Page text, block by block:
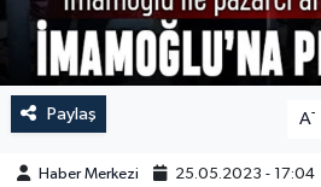
Paylaş A-
Haber Merkezi 25.05.2023 - 17:04